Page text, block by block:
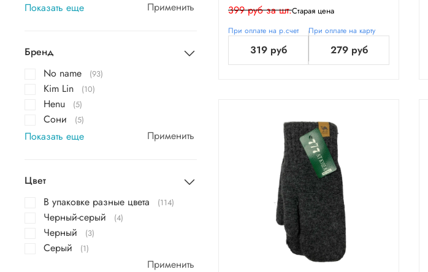
399 руб за шт.Старая цена
При оплате на р.счет
319 руб
При оплате на карту
279 руб
Показать еще Применить
Бренд
No name
(93)
Kim Lin (10)
Henu (5)
Сони (5)
Показать еще Применить
Цвет
В упаковке разные цвета
(114)
Черный-серый (4)
Черный (3)
Серый (1)
Применить